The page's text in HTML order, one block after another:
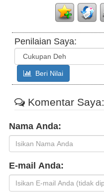
Penilaian Saya:
Beri Nilai
Komentar Saya:
Nama Anda:
E-mail Anda: